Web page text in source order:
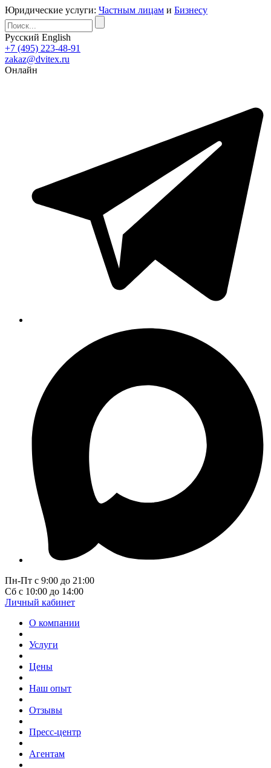
Юридические услуги: Частным лицам и Бизнесу
Русский English
+7 (495) 223-48-91
zakaz@dvitex.ru
Онлайн
Пн-Пт с 9:00 до 21:00
Сб с 10:00 до 14:00
Личный кабинет
О компании
Услуги
Цены
Наш опыт
Отзывы
Пресс-центр
Агентам